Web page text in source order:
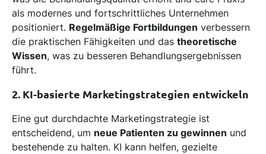
als modernes und fortschrittliches Unternehmen
positioniert. Regelmäßige Fortbildungen verbessern
die praktischen Fähigkeiten und das theoretische
Wissen, was zu besseren Behandlungsergebnissen
führt.
2. KI-basierte Marketingstrategien entwickeln
Eine gut durchdachte Marketingstrategie ist
entscheidend, um neue Patienten zu gewinnen und
bestehende zu halten. KI kann helfen, gezielte